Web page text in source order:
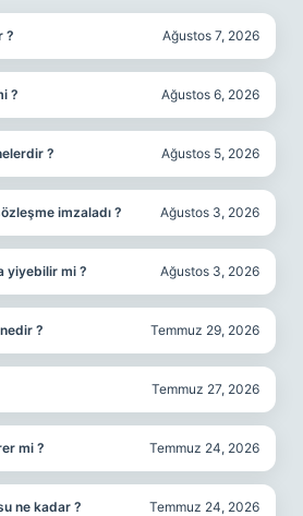
? Ağustos 7, 2026
? Ağustos 6, 2026
? Ağustos 5, 2026
imzaladı ? Ağustos 3, 2026
yiyebilir mi ? Ağustos 3, 2026
? Temmuz 29, 2026
Temmuz 27, 2026
mi ? Temmuz 24, 2026
ne kadar ? Temmuz 24, 2026